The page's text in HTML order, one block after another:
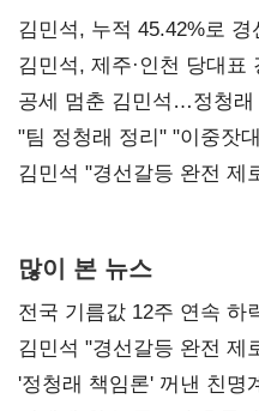
김민석, 누적 45.42%로
0.86%p(2보)
김민석, 제주·인천 당대표
공세 멈춘 김민석…정청래
"팀 정청래 정리" "이중잣
다툼 격화
김민석 "경선갈등 완전
많이 본 뉴스
전국 기름값 12주 연속
김민석 "경선갈등 완전
사과부터"
'정청래 책임론' 꺼낸 친